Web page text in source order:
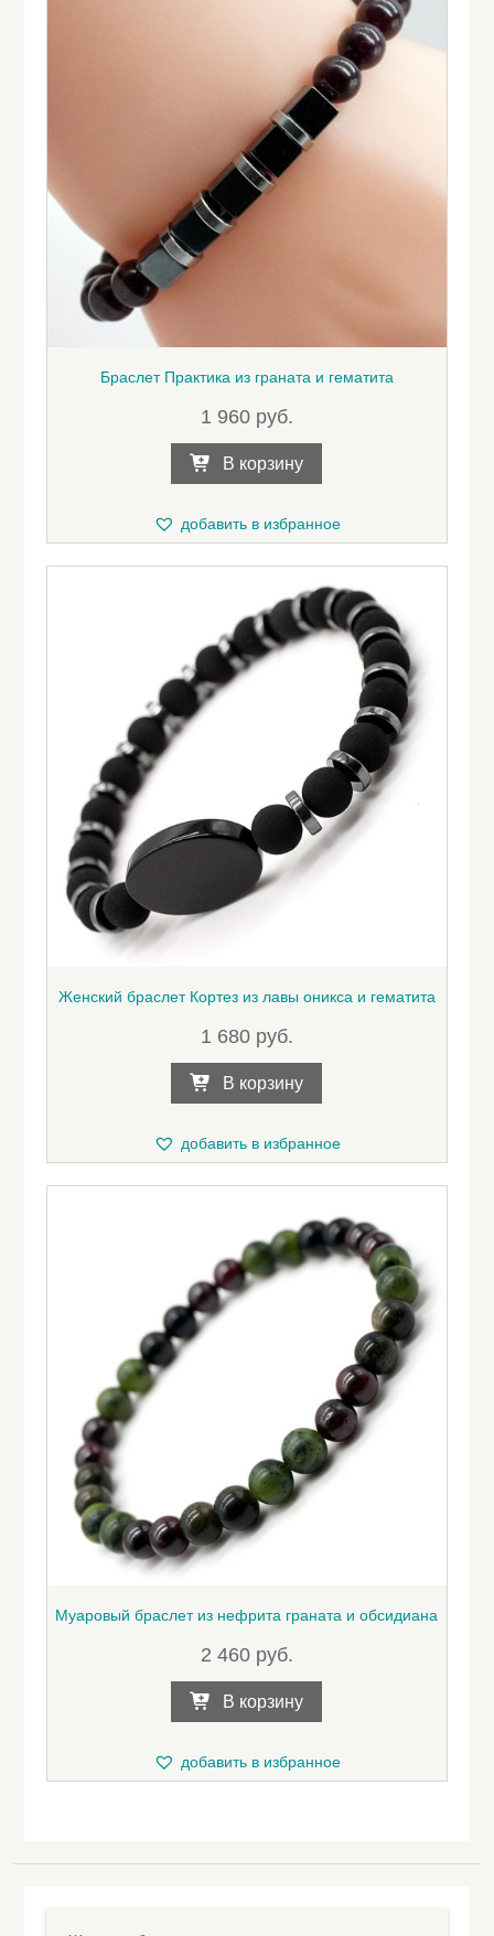
Браслет Практика из граната и гематита
1 960 руб.
В корзину
добавить в избранное
Женский браслет Кортез из лавы оникса и гематита
1 680 руб.
В корзину
добавить в избранное
Муаровый браслет из нефрита граната и обсидиана
2 460 руб.
В корзину
добавить в избранное